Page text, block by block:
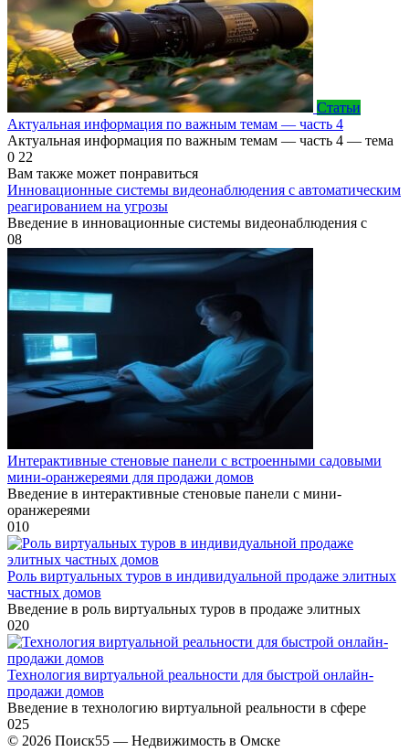
Статьи
Актуальная информация по важным темам — часть 4
Актуальная информация по важным темам — часть 4 — тема
0 22
Вам также может понравиться
Инновационные системы видеонаблюдения с автоматическим
реагированием на угрозы
Введение в инновационные системы видеонаблюдения с
08
Интерактивные стеновые панели с встроенными садовыми
мини-оранжереями для продажи домов
Введение в интерактивные стеновые панели с мини-
оранжереями
010
Роль виртуальных туров в индивидуальной продаже элитных
частных домов
Введение в роль виртуальных туров в продаже элитных
020
Технология виртуальной реальности для быстрой онлайн-
продажи домов
Введение в технологию виртуальной реальности в сфере
025
© 2026 Поиск55 — Недвижимость в Омске